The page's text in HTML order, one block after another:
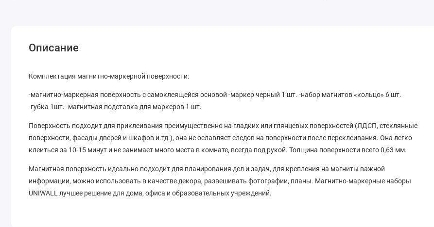
Описание
Комплектация магнитно-маркерной поверхности:
-магнитно-маркерная поверхность с самоклеящейся основой -маркер черный 1 шт. -набор магнитов «кольцо» 6 шт.
-губка 1шт. -магнитная подставка для маркеров 1 шт.
Поверхность подходит для приклеивания преимущественно на гладких или глянцевых поверхностей (ЛДСП, стеклянные
поверхности, фасады дверей и шкафов и.тд.), она не ославляет следов на поверхности после переклеивания. Она легко
клеиться за 10-15 минут и не занимает много места в комнате, всегда под рукой. Толщина поверхности всего 0,63 мм.
Магнитная поверхность идеально подходит для планирования дел и задач, для крепления на магниты важной
информации, можно использовать в качестве декора, развешивать фотографии, планы. Магнитно-маркерные наборы
UNIWALL лучшее решение для дома, офиса и образовательных учреждений.